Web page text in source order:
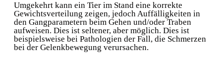
Umgekehrt kann ein Tier im Stand eine korrekte
Gewichtsverteilung zeigen, jedoch Auffälligkeiten in
den Gangparametern beim Gehen und/oder Traben
aufweisen. Dies ist seltener, aber möglich. Dies ist
beispielsweise bei Pathologien der Fall, die Schmerzen
bei der Gelenkbewegung verursachen.